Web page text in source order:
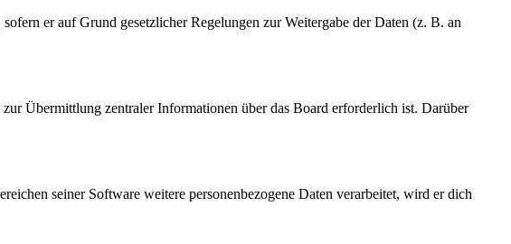
er auf Grund gesetzlicher Regelungen zur Weitergabe der Daten (z. B. an
Übermittlung zentraler Informationen über das Board erforderlich ist. Darüber
seiner Software weitere personenbezogene Daten verarbeitet, wird er dich